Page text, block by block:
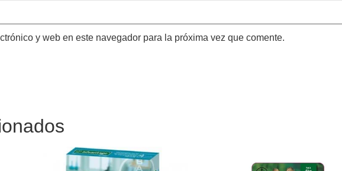
y web en este navegador para la próxima vez que comente.